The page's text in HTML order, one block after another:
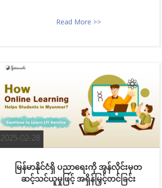
Read More >>
2025-02-28
မြန်မာနိုင်ငံရှိ ပညာရေးကို အွန်လိုင်းမှတ
ဆင့်သင်ယူမှုဖြင့် အရှိန်မြှင့်တင်ခြင်း